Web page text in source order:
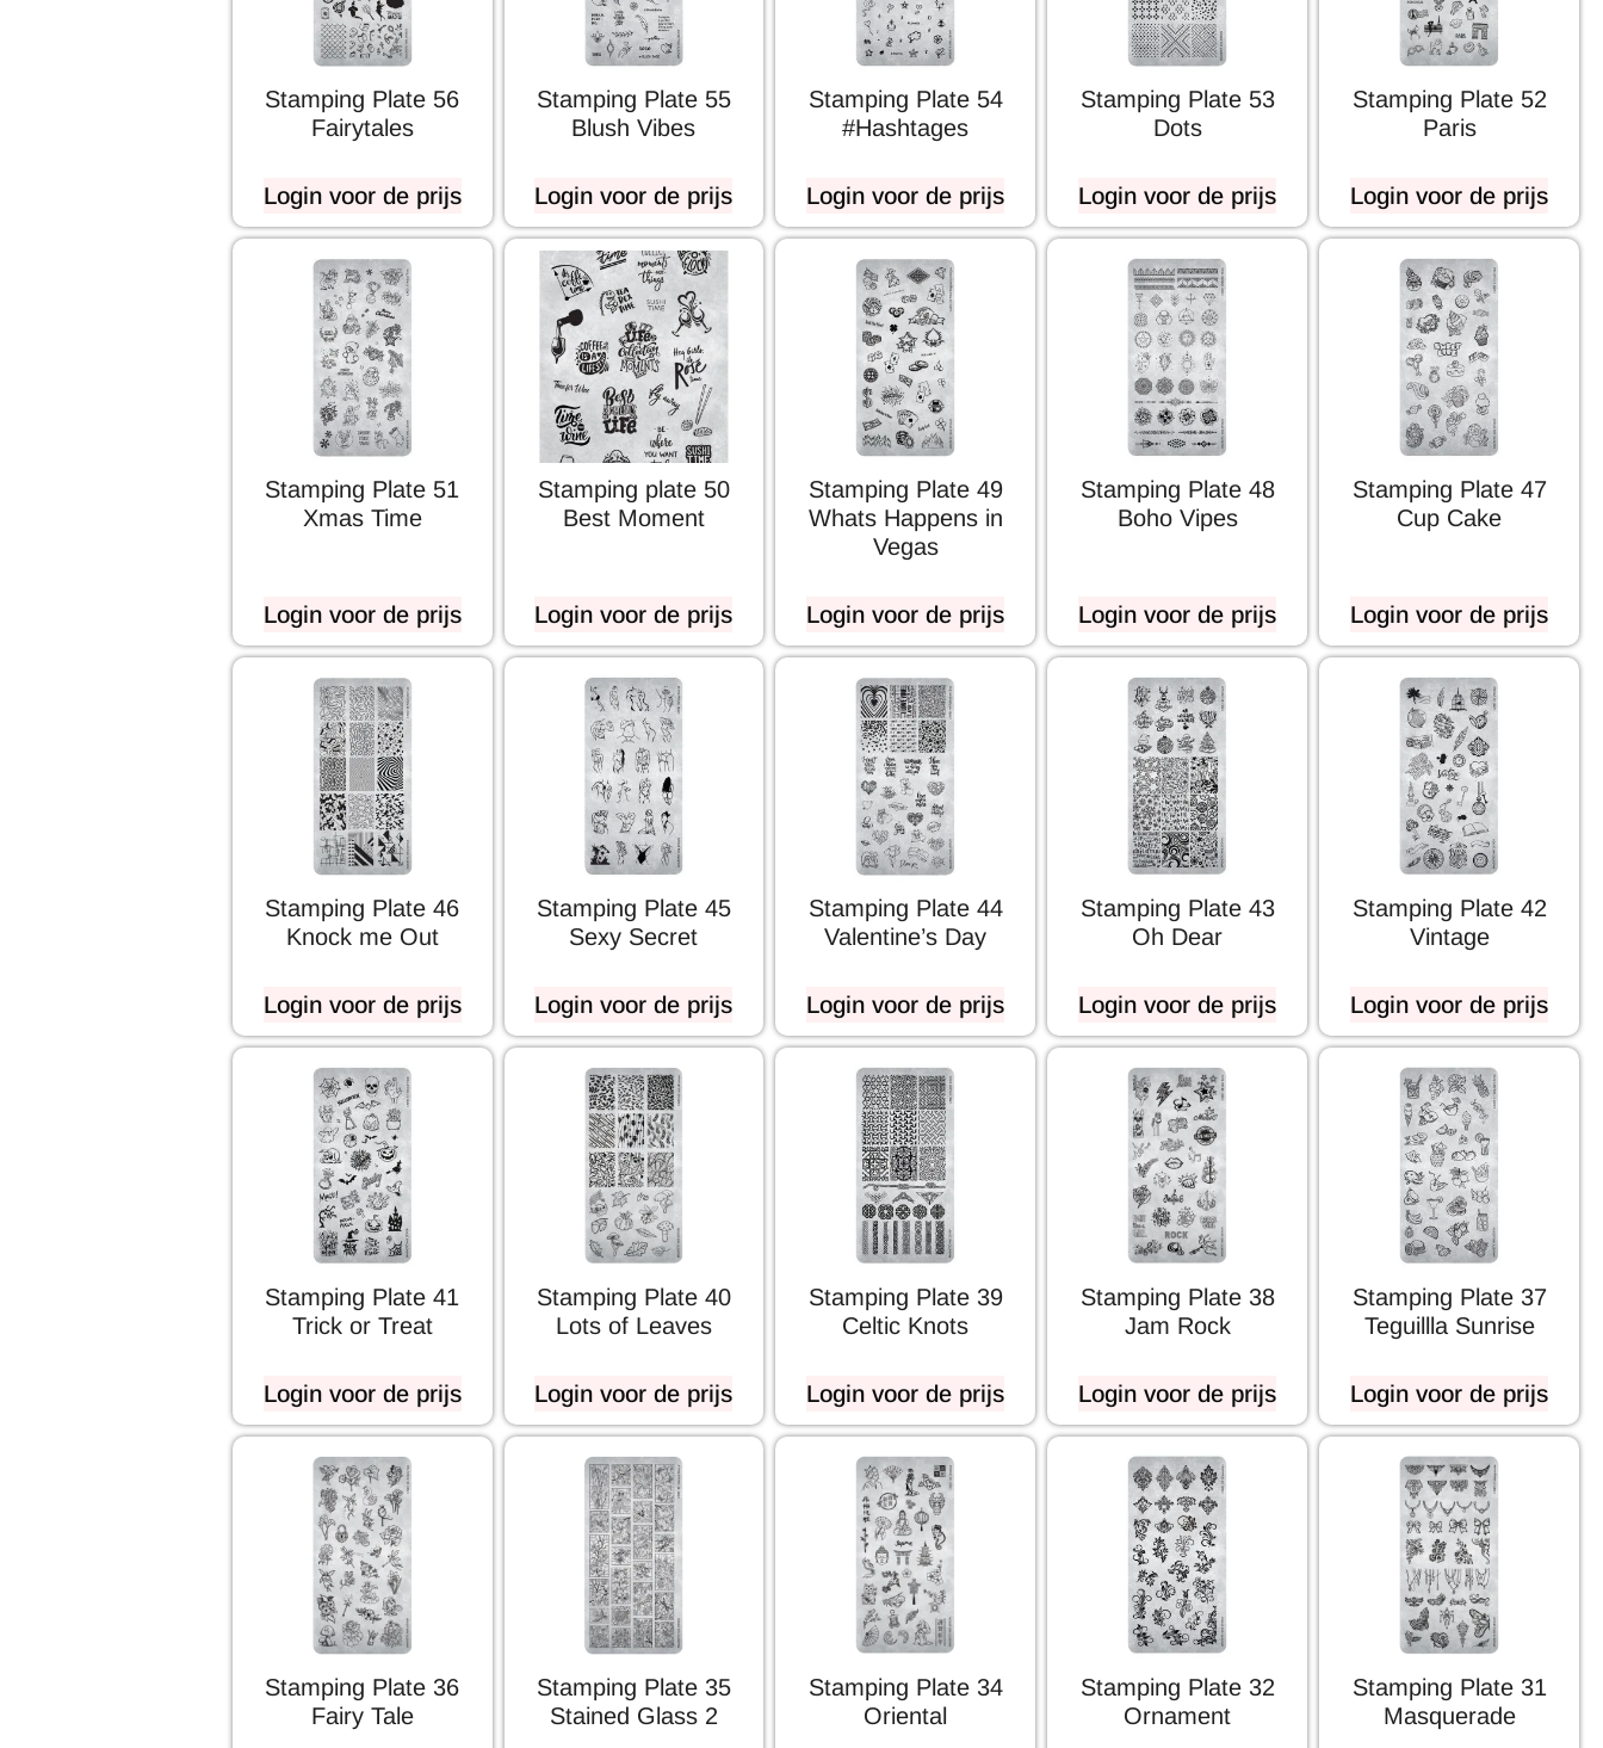
Stamping Plate 56
Fairytales
Login voor de prijs
Stamping Plate 55
Blush Vibes
Login voor de prijs
Stamping Plate 54
#Hashtages
Login voor de prijs
Stamping Plate 53
Dots
Login voor de prijs
Stamping Plate 52
Paris
Login voor de prijs
Stamping Plate 51
Xmas Time
Login voor de prijs
Stamping plate 50
Best Moment
Login voor de prijs
Stamping Plate 49
Whats Happens in
Vegas
Login voor de prijs
Stamping Plate 48
Boho Vipes
Login voor de prijs
Stamping Plate 47
Cup Cake
Login voor de prijs
Stamping Plate 46
Knock me Out
Login voor de prijs
Stamping Plate 45
Sexy Secret
Login voor de prijs
Stamping Plate 44
Valentine’s Day
Login voor de prijs
Stamping Plate 43
Oh Dear
Login voor de prijs
Stamping Plate 42
Vintage
Login voor de prijs
Stamping Plate 41
Trick or Treat
Login voor de prijs
Stamping Plate 40
Lots of Leaves
Login voor de prijs
Stamping Plate 39
Celtic Knots
Login voor de prijs
Stamping Plate 38
Jam Rock
Login voor de prijs
Stamping Plate 37
Teguillla Sunrise
Login voor de prijs
Stamping Plate 36
Fairy Tale
Stamping Plate 35
Stained Glass 2
Stamping Plate 34
Oriental
Stamping Plate 32
Ornament
Stamping Plate 31
Masquerade